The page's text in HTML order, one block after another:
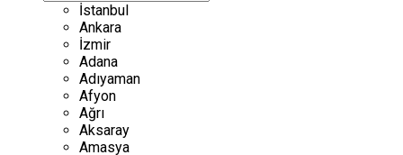
İstanbul
Ankara
İzmir
Adana
Adıyaman
Afyon
Ağrı
Aksaray
Amasya